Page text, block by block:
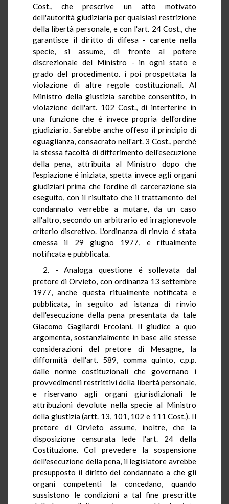
Cost., che prescrive un atto motivato
dell'autorità giudiziaria per qualsiasi restrizione
della libertà personale, e con l'art. 24 Cost., che
garantisce il diritto di difesa - carente nella
specie, si assume, di fronte al potere
discrezionale del Ministro - in ogni stato e
grado del procedimento. i poi prospettata la
violazione di altre regole costituzionali. Al
Ministro della giustizia sarebbe consentito, in
violazione dell'art. 102 Cost., di interferire in
una funzione che é invece propria dell'ordine
giudiziario. Sarebbe anche offeso il principio di
eguaglianza, consacrato nell'art. 3 Cost., perché
la stessa facoltà di differimento dell'esecuzione
della pena, attribuita al Ministro dopo che
l'espiazione é iniziata, spetta invece agli organi
giudiziari prima che l'ordine di carcerazione sia
eseguito, con il risultato che il trattamento del
condannato verrebbe a mutare, da un caso
all'altro, secondo un arbitrario ed irragionevole
criterio discretivo. L'ordinanza di rinvio é stata
emessa il 29 giugno 1977, e ritualmente
notificata e pubblicata.
2. - Analoga questione é sollevata dal
pretore di Orvieto, con ordinanza 13 settembre
1977, anche questa ritualmente notificata e
pubblicata, in seguito ad istanza di rinvio
dell'esecuzione della pena presentata da tale
Giacomo Gagliardi Ercolani. Il giudice a quo
argomenta, sostanzialmente in base alle stesse
considerazioni del pretore di Mesagne, la
difformità dell'art. 589, comma quinto, c.p.p.
dalle norme costituzionali che governano i
provvedimenti restrittivi della libertà personale,
e riservano agli organi giurisdizionali le
attribuzioni devolute nella specie al Ministro
della giustizia (artt. 13, 101, 102 e 111 Cost.). Il
pretore di Orvieto assume, inoltre, che la
disposizione censurata lede l'art. 24 della
Costituzione. Col prevedere la sospensione
dell'esecuzione della pena, il legislatore avrebbe
presupposto il diritto del condannato a che gli
organi competenti la concedano, quando
sussistono le condizioni a tal fine prescritte